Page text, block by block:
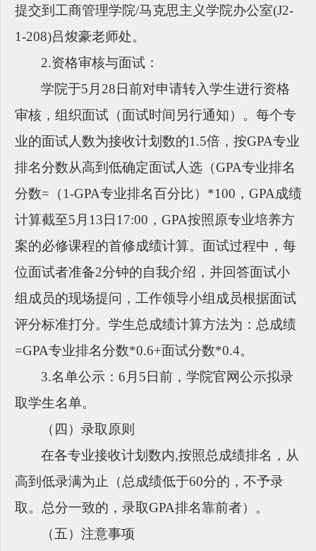
提交到工商管理学院/马克思主义学院办公室(J2-
1-208)吕焌豪老师处。
2.资格审核与面试：
学院于5月28日前对申请转入学生进行资格
审核，组织面试（面试时间另行通知）。每个专
业的面试人数为接收计划数的1.5倍，按GPA专业
排名分数从高到低确定面试人选（GPA专业排名
分数=（1-GPA专业排名百分比）*100，GPA成绩
计算截至5月13日17:00， GPA按照原专业培养方
案的必修课程的首修成绩计算。 面试过程中，每
位面试者准备2分钟的自我介绍，并回答面试小
组成员的现场提问，工作领导小组成员根据面试
评分标准打分。学生总成绩计算方法为：总成绩
=GPA专业排名分数*0.6+面试分数*0.4。
3.名单公示：6月5日前，学院官网公示拟录
取学生名单。
（四）录取原则
在各专业接收计划数内,按照总成绩排名，从
高到低录满为止（总成绩低于60分的，不予录
取。总分一致的，录取GPA排名靠前者）。
（五）注意事项